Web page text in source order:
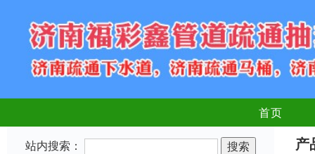
首页
站内搜索： 产